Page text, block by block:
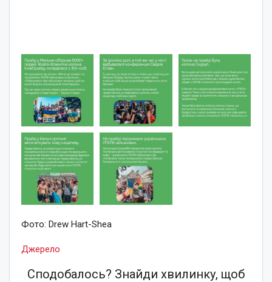
Фото: Drew Hart-Shea
Джерело
Сподобалось? Знайди хвилинку, щоб